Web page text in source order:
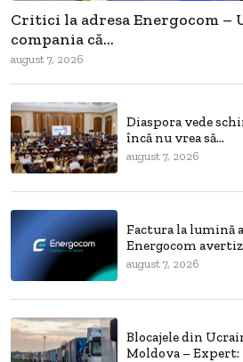
Critici la adresa Energocom –
compania că...
august 7, 2026
Diaspora vede
încă nu vrea să...
august 7, 2026
Factura la lumină
Energocom
august 7, 2026
Blocajele din
Moldova – Expert: